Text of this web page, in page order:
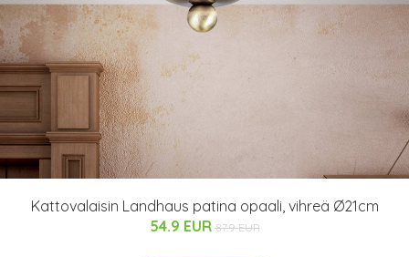
Kattovalaisin Landhaus patina opaali, vihreä Ø21cm
54.9 EUR 87.9 EUR